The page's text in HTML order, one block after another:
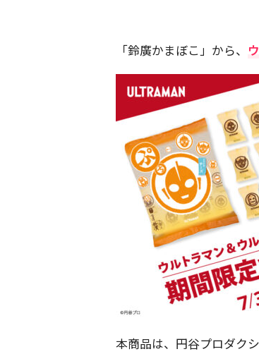
「鈴廣かまぼこ」から、
本商品は、円谷プロダク